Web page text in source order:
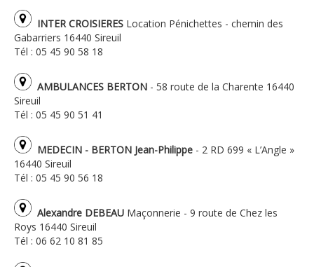
INTER CROISIERES Location Pénichettes - chemin des
Gabarriers 16440 Sireuil
Tél : 05 45 90 58 18
AMBULANCES BERTON - 58 route de la Charente 16440
Sireuil
Tél : 05 45 90 51 41
MEDECIN - BERTON Jean-Philippe - 2 RD 699 « L’Angle »
16440 Sireuil
Tél : 05 45 90 56 18
Alexandre DEBEAU Maçonnerie - 9 route de Chez les
Roys 16440 Sireuil
Tél : 06 62 10 81 85